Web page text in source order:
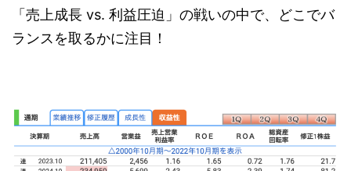
「売上成長 vs. 利益圧迫」の戦いの中で、どこでバ
ランスを取るかに注目！